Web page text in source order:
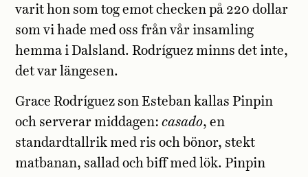
varit hon som tog emot checken på 220 dollar
som vi hade med oss från vår insamling
hemma i Dalsland. Rodríguez minns det inte,
det var längesen.
Grace Rodríguez son Esteban kallas Pinpin
och serverar middagen:casado, en
standardtallrik med ris och bönor, stekt
matbanan, sallad och biff med lök. Pinpin